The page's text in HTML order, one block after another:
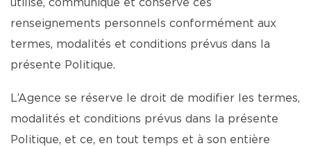
utilise, communique et conserve ces
renseignements personnels conformément aux
termes, modalités et conditions prévus dans la
présente Politique.
L’Agence se réserve le droit de modifier les termes,
modalités et conditions prévus dans la présente
Politique, et ce, en tout temps et à son entière